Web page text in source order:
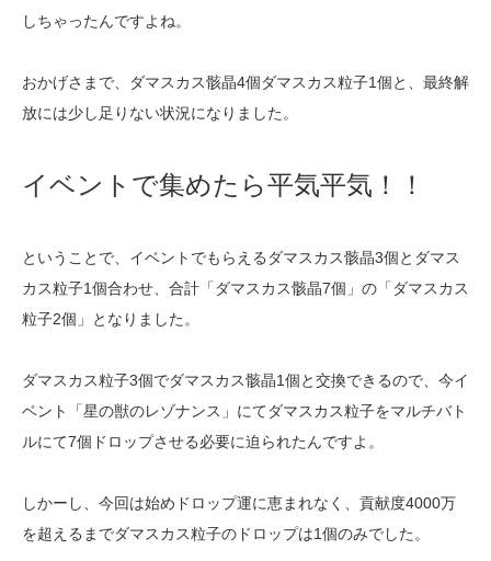
しちゃったんですよね。
おかげさまで、ダマスカス骸晶4個ダマスカス粒子1個と、最終解
放には少し足りない状況になりました。
イベントで集めたら平気平気！！
ということで、イベントでもらえるダマスカス骸晶3個とダマス
カス粒子1個合わせ、合計「ダマスカス骸晶7個」の「ダマスカス
粒子2個」となりました。
ダマスカス粒子3個でダマスカス骸晶1個と交換できるので、今イ
ベント「星の獣のレゾナンス」にてダマスカス粒子をマルチバト
ルにて7個ドロップさせる必要に迫られたんですよ。
しかーし、今回は始めドロップ運に恵まれなく、貢献度4000万
を超えるまでダマスカス粒子のドロップは1個のみでした。